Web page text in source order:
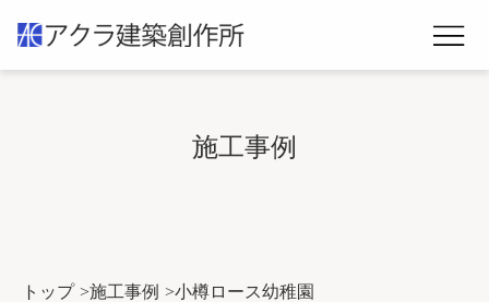
施工事例
トップ 施工事例 小樽ロース幼稚園